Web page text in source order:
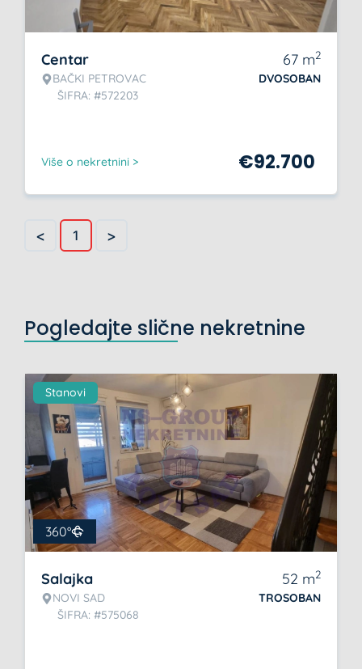
Centar
BAČKI PETROVAC
ŠIFRA: #572203
67 m2
DVOSOBAN
Više o nekretnini > €92.700
< 1 >
Pogledajte slične nekretnine
Stanovi
360°
Salajka
NOVI SAD
ŠIFRA: #575068
52 m2
TROSOBAN